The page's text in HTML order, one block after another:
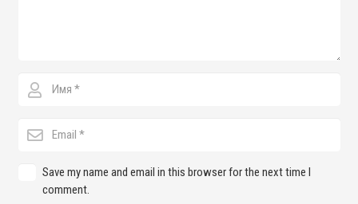
Save my name and email in this browser for the next time I
comment.